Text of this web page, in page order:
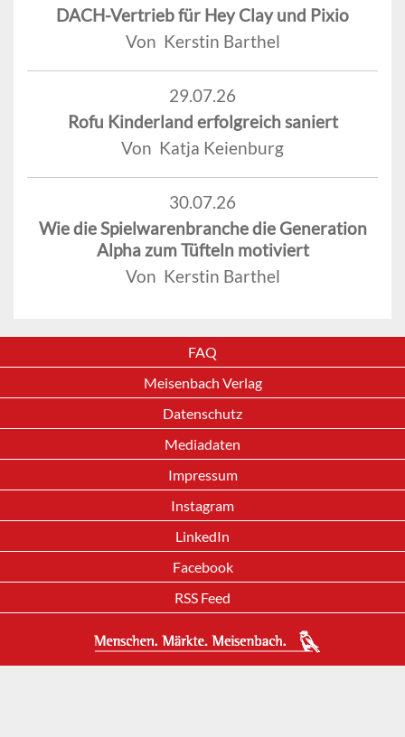
DACH-Vertrieb für Hey Clay und Pixio
Von Kerstin Barthel
29.07.26
Rofu Kinderland erfolgreich saniert
Von Katja Keienburg
30.07.26
Wie die Spielwarenbranche die Generation
Alpha zum Tüfteln motiviert
Von Kerstin Barthel
FAQ
Meisenbach Verlag
Datenschutz
Mediadaten
Impressum
Instagram
LinkedIn
Facebook
RSS Feed